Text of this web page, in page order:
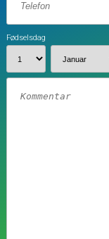
Fødselsdag